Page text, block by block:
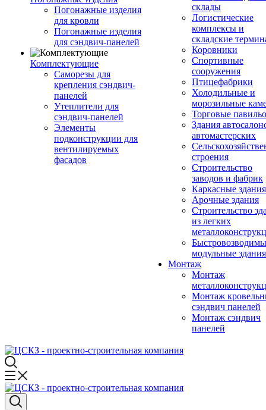
Погонажные изделия
для кровли
Погонажные изделия
для сэндвич-панелей
Комплектующие
Саморезы для
крепления сэндвич-
панелей
Утеплители для
сэндвич-панелей
Элементы
подконструкции для
вентилируемых
фасадов
склады
Логистические
комплексы и
складские
Коровники
Спортивные
сооружения
Птицефабрики
Холодильные и
морозильные
Торговые
Здания
автомастерских
строения
Строительство
заводов и фабрик
Каркасные здания
Арочные здания
Строительство
из легких
модульные здания
Монтаж
Монтаж
Монтаж
сэндвич панелей
Монтаж сэндвич
панелей